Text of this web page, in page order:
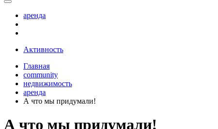
аренда
Активность
Главная
community
недвижимость
аренда
А что мы придумали!
А что мы придумали!